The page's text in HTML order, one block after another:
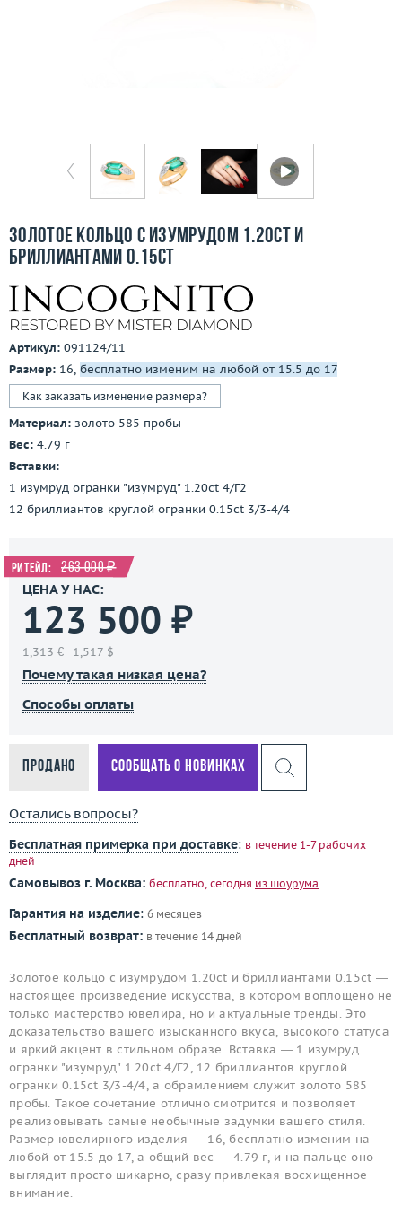
Контакты
Заказать звонок
Золотое кольцо с изумрудом 1.20ct и
бриллиантами 0.15ct
Артикул: 091124/11
Размер: 16, бесплатно изменим на любой от 15.5 до 17
Как заказать изменение размера?
Материал: золото 585 пробы
Вес: 4.79 г
Вставки:
1 изумруд огранки "изумруд" 1.20ct 4/Г2
12 бриллиантов круглой огранки 0.15ct 3/3-4/4
Ритейл: 263 000 ₽
ЦЕНА У НАС:
123 500 ₽
1,313 € 1,517 $
Почему такая низкая цена?
Способы оплаты
Продано Сообщать о новинках
Остались вопросы?
Бесплатная примерка при доставке: в течение 1-7 рабочих
дней
Самовывоз г. Москва: бесплатно, сегодня из шоурума
Гарантия на изделие: 6 месяцев
Бесплатный возврат: в течение 14 дней
Золотое кольцо с изумрудом 1.20ct и бриллиантами 0.15ct —
настоящее произведение искусства, в котором воплощено не
только мастерство ювелира, но и актуальные тренды. Это
доказательство вашего изысканного вкуса, высокого статуса
и яркий акцент в стильном образе. Вставка — 1 изумруд
огранки "изумруд" 1.20ct 4/Г2, 12 бриллиантов круглой
огранки 0.15ct 3/3-4/4, а обрамлением служит золото 585
пробы. Такое сочетание отлично смотрится и позволяет
реализовывать самые необычные задумки вашего стиля.
Размер ювелирного изделия — 16, бесплатно изменим на
любой от 15.5 до 17, а общий вес — 4.79 г, и на пальце оно
выглядит просто шикарно, сразу привлекая восхищенное
внимание.